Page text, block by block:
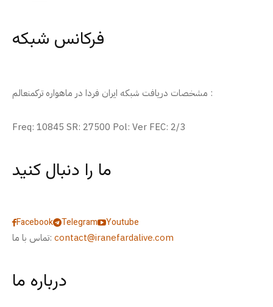
فرکانس شبکه
مشخصات دریافت شبکه ایران فردا در ماهواره ترکمنعالم :
Freq: 10845 SR: 27500 Pol: Ver FEC: 2/3
ما را دنبال کنید
Facebook Telegram
Youtube
تماس با ما: contact@iranefardalive.com
درباره ما